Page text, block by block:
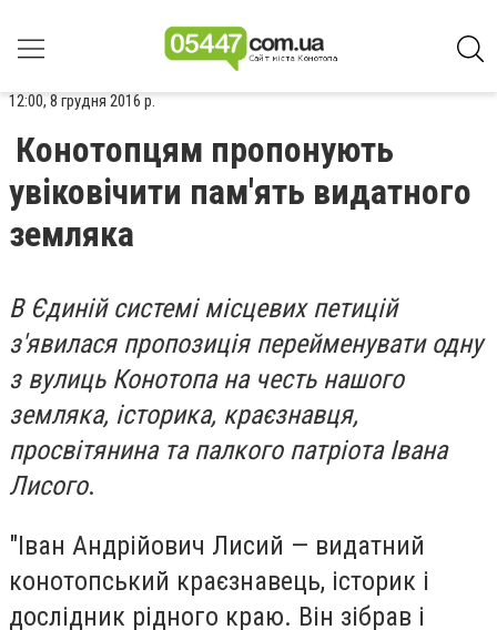
12:00, 8 грудня 2016 р.
Конотопцям пропонують
увіковічити пам'ять видатного
земляка
В Єдиній системі місцевих петицій
з'явилася пропозиція перейменувати одну
з вулиць Конотопа на честь нашого
земляка, історика, краєзнавця,
просвітянина та палкого патріота Івана
Лисого.
"Іван Андрійович Лисий — видатний
конотопський краєзнавець, історик і
дослідник рідного краю. Він зібрав і